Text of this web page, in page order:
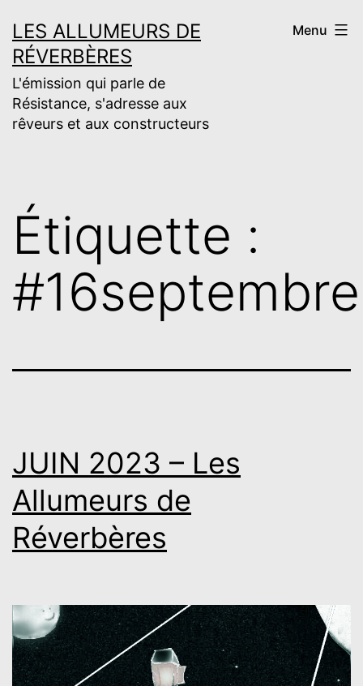
au
contenu
LES ALLUMEURS DE
RÉVERBÈRES
L'émission qui parle de
Résistance, s'adresse aux
rêveurs et aux constructeurs
Menu
Étiquette :
JUIN 2023 – Les
Allumeurs de
Réverbères